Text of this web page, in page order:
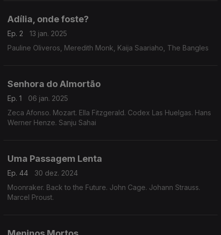
Adília, onde foste?
Ep. 2
13 jan. 2025
Pauline Oliveros, Meredith Monk, Kaija Saariaho, The Bangles
Senhora do Almortão
Ep. 1
06 jan. 2025
Zeca Afonso. Mozart. Ella Fitzgerald. Codex Las Huelgas. Hans
Werner Henze. Sanju Sahai
Uma Passagem Lenta
Ep. 44
30 dez. 2024
Moonraker. Back to the Future. John Cage. Johann Strauss.
Marcel Proust.